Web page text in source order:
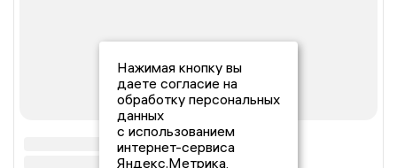
Нажимая кнопку вы
даете согласие на
обработку персональных
данных
с использованием
интернет-сервиса
Яндекс.Метрика,